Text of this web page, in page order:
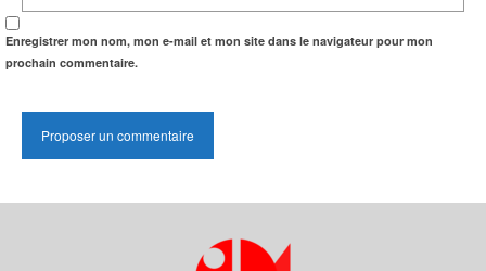
Enregistrer mon nom, mon e-mail et mon site dans le navigateur pour mon
prochain commentaire.